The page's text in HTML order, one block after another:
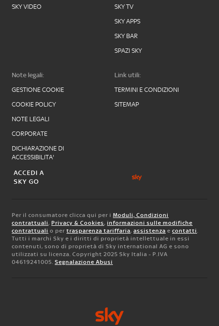
SKY VIDEO
SKY TV
SKY APPS
SKY BAR
SPAZI SKY
Note legali:
GESTIONE COOKIE
COOKIE POLICY
NOTE LEGALI
CORPORATE
DICHIARAZIONE DI
ACCESSIBILITA'
Link utili:
TERMINI E CONDIZIONI
SITEMAP
ACCEDI A
SKY GO
Per il consumatore clicca qui per i Moduli, Condizioni
contrattuali, Privacy & Cookies, informazioni sulle modifiche
contrattuali o per trasparenza tariffaria, assistenza e contatti.
Tutti i marchi Sky e i diritti di proprietà intellettuale in essi
contenuti, sono di proprietà di Sky international AG e sono
utilizzati su licenza. Copyright 2025 Sky Italia - P.IVA
04619241005. Segnalazione Abusi